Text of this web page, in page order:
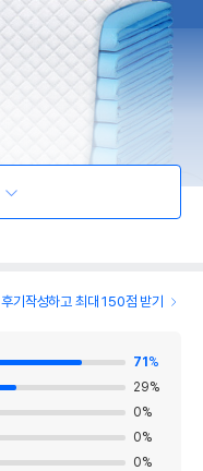
후기작성하고 최대 150점 받기
71 %
29%
0%
0%
0%